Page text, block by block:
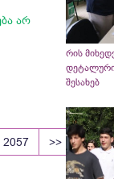
არ
2057 >>
რის
დეტალური
შესახებ